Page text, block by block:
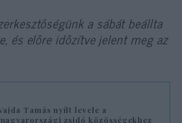
a sábát beállta
és előre időzítve jelent meg az
Tamás nyílt levele a
zsidó közösségekhez